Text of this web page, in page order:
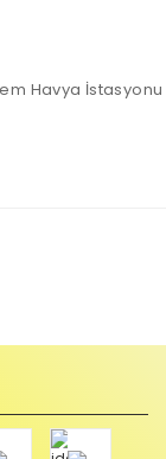
Havya İstasyonu